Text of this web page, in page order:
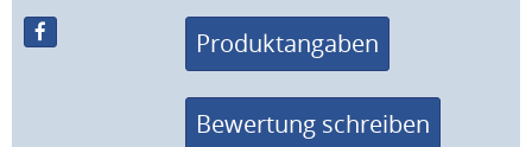
Produktangaben
Bewertung schreiben